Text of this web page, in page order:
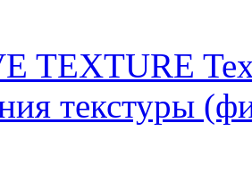
TEXTURE
текстуры